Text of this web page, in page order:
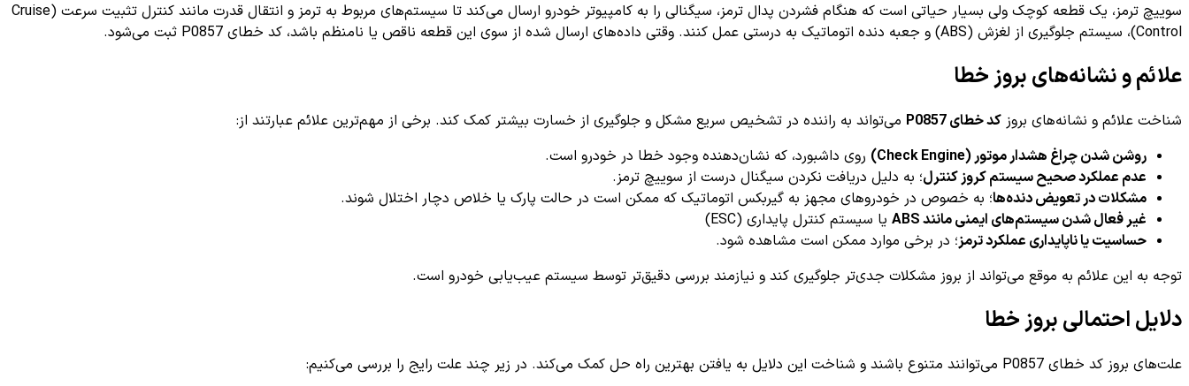
سوییچ ترمز، یک قطعه کوچک ولی بسیار حیاتی است که هنگام فشردن پدال ترمز، سیگنالی را به کامپیوتر خودرو ارسال می‌کند تا سیستم‌های مربوط به ترمز و انتقال قدرت مانند کنترل تثبیت سرعت (Cruise
Control)، سیستم جلوگیری از لغزش (ABS) و جعبه دنده اتوماتیک به درستی عمل کنند. وقتی داده‌های ارسال شده از سوی این قطعه ناقص یا نامنظم باشد، کد خطای P0857 ثبت می‌شود.
علائم و نشانه‌های بروز خطا
شناخت علائم و نشانه‌های بروز کد خطای P0857
می‌تواند به راننده در تشخیص سریع مشکل و جلوگیری از خسارت بیشتر کمک کند. برخی از مهم‌ترین علائم عبارتند از:
روشن شدن چراغ هشدار موتور (Check Engine)
روی داشبورد، که نشان‌دهنده وجود خطا در خودرو است.
عدم عملکرد صحیح سیستم کروز کنترل؛ به دلیل دریافت نکردن سیگنال درست از سوییچ ترمز.
مشکلات در تعویض دنده‌ها؛ به خصوص در خودروهای مجهز به گیربکس اتوماتیک که ممکن است در حالت پارک یا خلاص دچار اختلال شوند.
غیر فعال شدن سیستم‌های ایمنی مانند ABS
یا سیستم کنترل پایداری (ESC)
حساسیت یا ناپایداری عملکرد ترمز؛ در برخی موارد ممکن است مشاهده شود.
توجه به این علائم به موقع می‌تواند از بروز مشکلات جدی‌تر جلوگیری کند و نیازمند بررسی دقیق‌تر توسط سیستم عیب‌یابی خودرو است.
دلایل احتمالی بروز خطا
علت‌های بروز کد خطای P0857 می‌توانند متنوع باشند و شناخت این دلایل به یافتن بهترین راه حل کمک می‌کند. در زیر چند علت رایج را بررسی می‌کنیم: